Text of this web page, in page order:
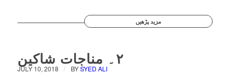
مزید پڑھیں
۲۔ مناجات شاکین
JULY 10, 2018 / BYSYED ALI